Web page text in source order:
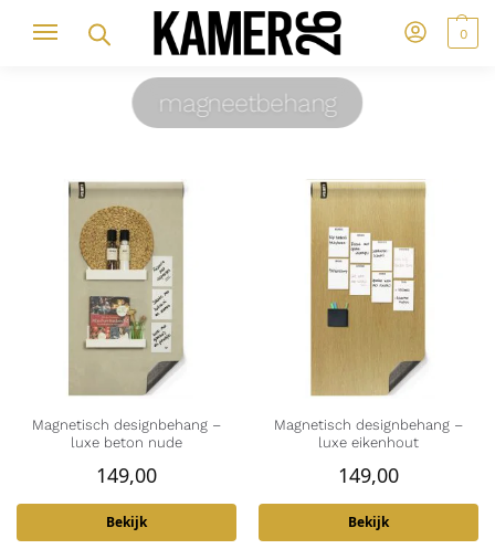
0
magneetbehang
Magnetisch designbehang –
luxe beton nude
149,00
Bekijk
Magnetisch designbehang –
luxe eikenhout
149,00
Bekijk